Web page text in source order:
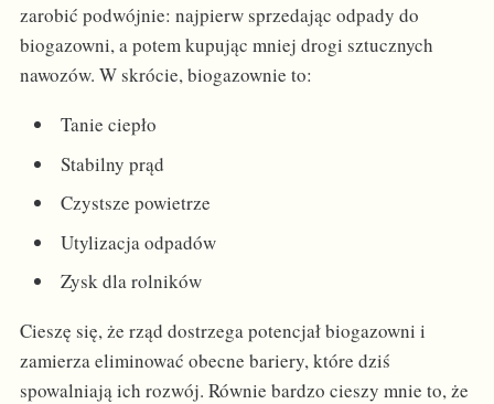
zarobić podwójnie: najpierw sprzedając odpady do
biogazowni, a potem kupując mniej drogi sztucznych
nawozów. W skrócie, biogazownie to:
Tanie ciepło
Stabilny prąd
Czystsze powietrze
Utylizacja odpadów
Zysk dla rolników
Cieszę się, że rząd dostrzega potencjał biogazowni i
zamierza eliminować obecne bariery, które dziś
spowalniają ich rozwój. Równie bardzo cieszy mnie to, że